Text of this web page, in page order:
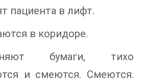
пациента в лифт.
в коридоре.
бумаги, тихо
и смеются. Смеются.